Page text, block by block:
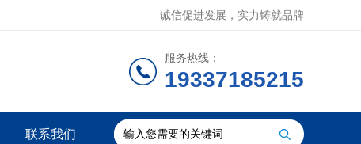
诚信促进发展，实力铸就品牌
服务热线：
19337185215
联系我们